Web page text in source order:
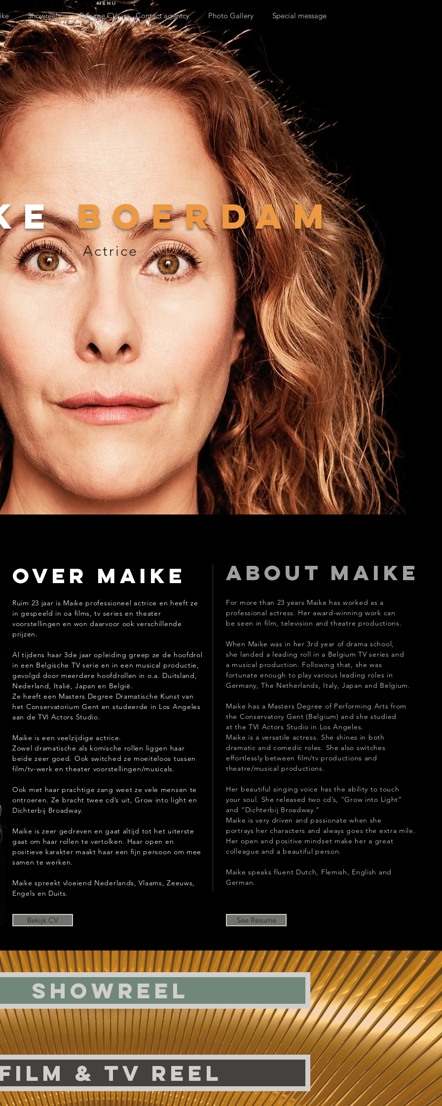
Showreels Resume CV Contact agentcy Photo Gallery Special message
menu
boerdam
Actrice
over maike
Ruim 23 jaar is Maike professioneel actrice en heeft ze
in gespeeld in oa films, tv series en theater
voorstellingen en won daarvoor ook verschillende
prijzen.
Al tijdens haar 3de jaar opleiding greep ze de hoofdrol
in een Belgische TV serie en in een musical productie,
gevolgd door meerdere hoofdrollen in o.a. Duitsland,
Nederland, Italië, Japan en België.
Ze heeft een Masters Degree Dramatische Kunst van
het Conservatorium Gent en studeerde in Los Angeles
aan de TVI Actors Studio.
Maike is een veelzijdige actrice.
Zowel dramatische als komische rollen liggen haar
beide zeer goed. Ook switched ze moeiteloos tussen
film/tv-werk en theater voorstellingen/musicals.
Ook met haar prachtige zang weet ze vele mensen te
ontroeren. Ze bracht twee cd’s uit, Grow into light en
Dichterbij Broadway.
Maike is zeer gedreven en gaat altijd tot het uiterste
gaat om haar rollen te vertolken. Haar open en
positieve karakter maakt haar een fijn persoon om mee
samen te werken.
Maike spreekt vloeiend Nederlands, Vlaams, Zeeuws,
Engels en Duits.
Bekijk CV
about maike
For more than 23 years Maike has worked as a
professional actress. Her award-winning work can
be seen in film, television and theatre productions.
When Maike was in her 3rd year of drama school,
she landed a leading roll in a Belgium TV series and
a musical production. Following that, she was
fortunate enough to play various leading roles in
Germany, The Netherlands, Italy, Japan and Belgium.
Maike has a Masters Degree of Performing Arts from
the Conservatory Gent (Belgium) and she studied
at the TVI Actors Studio in Los Angeles.
Maike is a versatile actress. She shines in both
dramatic and comedic roles. She also switches
effortlessly between film/tv productions and
theatre/musical productions.
Her beautiful singing voice has the ability to touch
your soul. She released two cd’s, “Grow into Light”
and “Dichterbij Broadway.”
Maike is very driven and passionate when she
portrays her characters and always goes the extra mile.
Her open and positive mindset make her a great
colleague and a beautiful person.
Maike speaks fluent Dutch, Flemish, English and
German.
See Resume
showreel
& Tv reel